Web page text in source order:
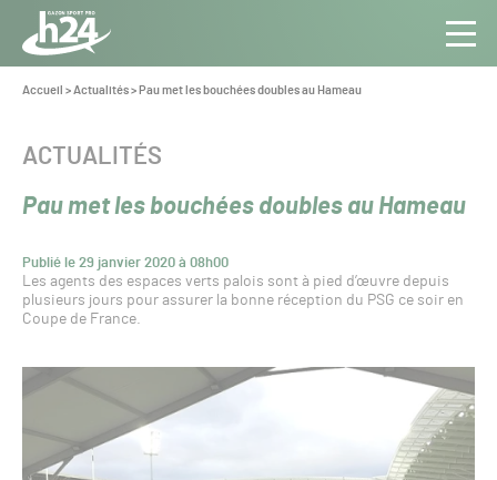
Panneau de gestion des cookies
Aller au contenu
Toute
l’info
Pro
Vous
Accueil >Actualités> Pau met les bouchées doubles au Hameau
Pau met les bouchées doubles au Hameau
Publié le 29 janvier 2020 à 08h00
CATÉGORIE :
ACTUALITÉS
Les agents des espaces verts palois sont à pied d’œuvre depuis
plusieurs jours pour assurer la bonne réception du PSG ce soir en
Coupe de France.